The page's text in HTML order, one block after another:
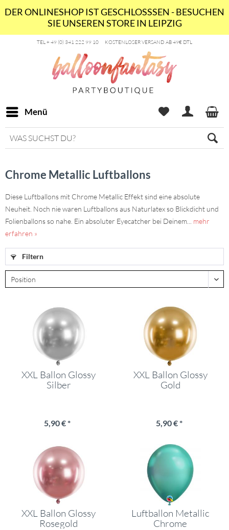
DER ONLINESHOP IST GESCHLOSSSEN - BESUCHEN
SIE UNSEREN STORE IN LEIPZIG
TEL + 49 (0) 341 222 99 10 KOSTENLOSER VERSAND AB 49€ DTL
Menü
Chrome Metallic Luftballons
Diese Luftballons mit Chrome Metallic Effekt sind eine absolute
Neuheit. Noch nie waren Luftballons aus Naturlatex so Blickdicht und
Folienballons so nahe. Ein absoluter Eyecatcher bei Deinem... mehr
erfahren »
Filtern
XXL Ballon Glossy
Silber
5,90 € *
XXL Ballon Glossy
Gold
5,90 € *
XXL Ballon Glossy
Rosegold
Luftballon Metallic
Chrome